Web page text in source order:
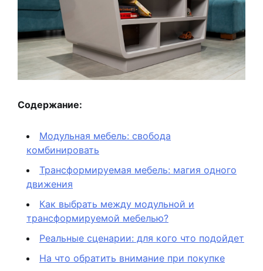
Содержание:
Модульная мебель: свобода
комбинировать
Трансформируемая мебель: магия одного
движения
Как выбрать между модульной и
трансформируемой мебелью?
Реальные сценарии: для кого что подойдет
На что обратить внимание при покупке